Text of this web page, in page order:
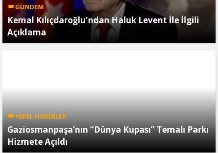
GÜNDEM
Kemal Kılıçdaroğlu'ndan Haluk Levent İle İlgili
Açıklama
YEREL HABERLER
Gaziosmanpaşa’nın “Dünya Kupası” Temalı Parkı
Hizmete Açıldı